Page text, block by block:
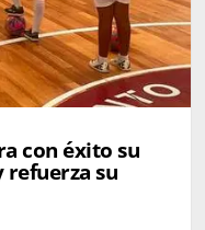
con éxito su
refuerza su